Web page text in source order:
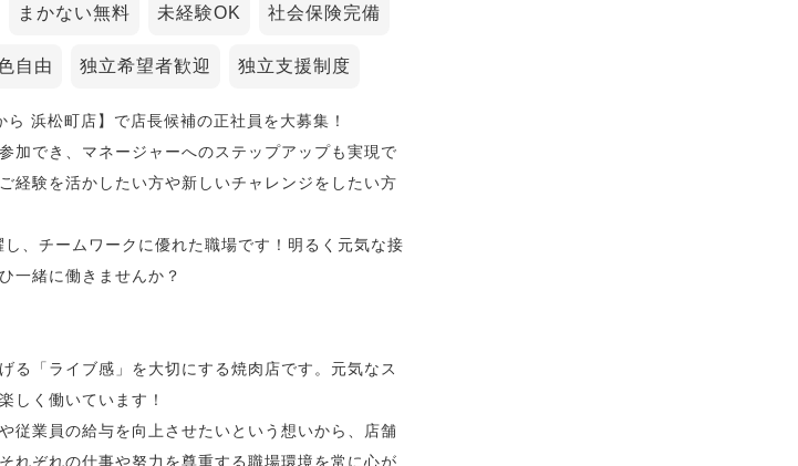
まかない無料 未経験OK 社会保険完備
自由 独立希望者歓迎 独立支援制度
浜松町店】で店長候補の正社員を大募集！
加でき、マネージャーへのステップアップも実現で
経験を活かしたい方や新しいチャレンジをしたい方
、チームワークに優れた職場です！明るく元気な接
一緒に働きませんか？
る「ライブ感」を大切にする焼肉店です。元気なス
しく働いています！
従業員の給与を向上させたいという想いから、店舗
れぞれの仕事や努力を尊重する職場環境を常に心が